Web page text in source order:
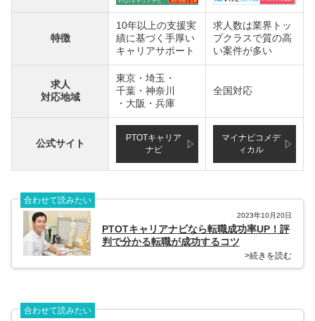
特徴
10年以上の支援実
績に基づく手厚い
キャリアサポート
求人数は業界トッ
プクラスで質の高
い案件が多い
求人
対応地域
東京・埼玉・
千葉・神奈川
・大阪・兵庫
全国対応
公式サイト
PTOTキャリア
ナビ
マイナビコメデ
ィカル
合わせて読みたい
2023年10月20日
PTOTキャリアナビなら転職成功率UP！評
判で分かる転職が成功するコツ
>続きを読む
合わせて読みたい